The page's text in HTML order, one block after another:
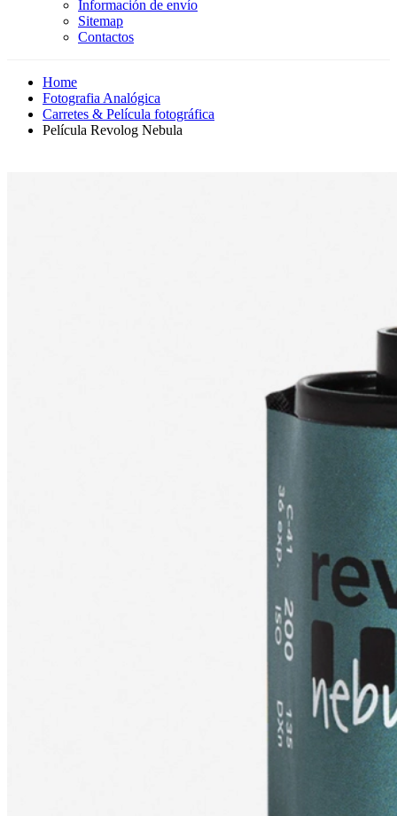
Información de envío
Sitemap
Contactos
Home
Fotografia Analógica
Carretes & Película fotográfica
Película Revolog Nebula